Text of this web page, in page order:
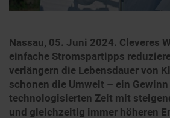
Nassau, 05. Juni 2024. Cleveres
einfache Stromspartipps
verlängern die Lebensdauer von
schonen die Umwelt – ein
technologisierten Zeit mit
und gleichzeitig immer höheren